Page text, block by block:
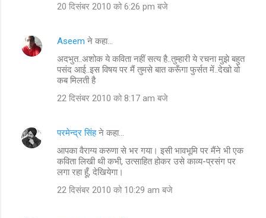
20 दिसंबर 2010 को 6:26 pm बजे
Aseem ने कहा…
अदभुत..अशोक ये कविता नहीं सत्य है..तुम्हारी ये रचना मुझे बहुत
पसंद आई..इस विषय पर मैं तुमसे बात करूँगा फुर्सत में..देखो वो
कब मिलती है
22 दिसंबर 2010 को 8:17 am बजे
परमेन्द्र सिंहने कहा…
आपका वैराग्य करुणा से भर गया। इसी भावभूमि पर मैंने भी एक
कविता लिखी थी कभी, उत्साहित होकर उसे काव्य-प्रसंग पर
लगा रहा हूँ, देखियेगा।
22 दिसंबर 2010 को 10:29 am बजे